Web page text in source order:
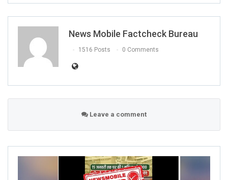
News Mobile Factcheck Bureau
1516 Posts 0 Comments
Leave a comment